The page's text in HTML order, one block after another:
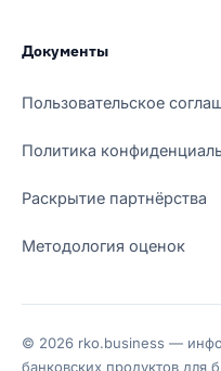
Документы
Пользовательское
Политика
Раскрытие партнёрства
Методология оценок
© 2026 rko.business —
банковских продуктов для